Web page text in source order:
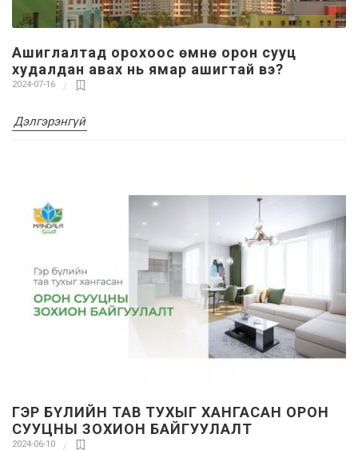
Ашиглалтад орохоос өмнө орон сууц
худалдан авах нь ямар ашигтай вэ?
2024-07-16
Дэлгэрэнгүй
ГЭР БҮЛИЙН ТАВ ТУХЫГ ХАНГАСАН ОРОН
СУУЦНЫ ЗОХИОН БАЙГУУЛАЛТ
2024-06-10